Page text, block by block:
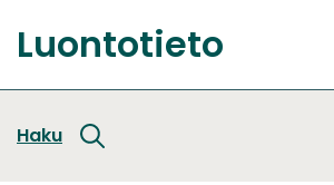
to
content
Front
Luontotieto
Haku